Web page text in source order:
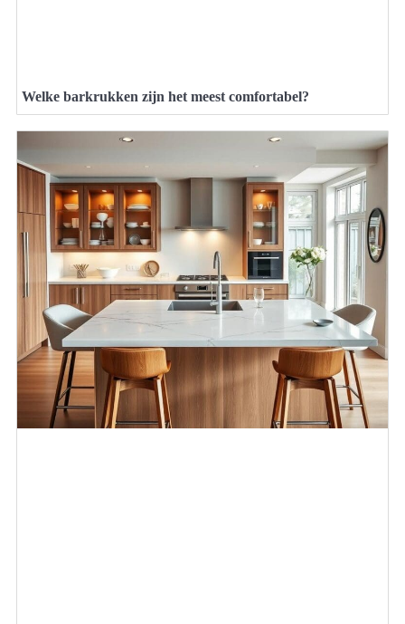
Welke barkrukken zijn het meest comfortabel?